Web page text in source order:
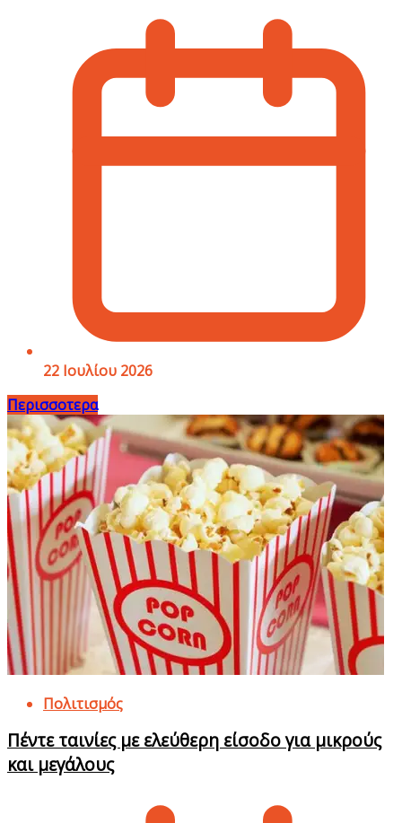
22 Ιουλίου 2026
Περισσοτερα
Πολιτισμός
Πέντε ταινίες με ελεύθερη είσοδο για μικρούς
και μεγάλους